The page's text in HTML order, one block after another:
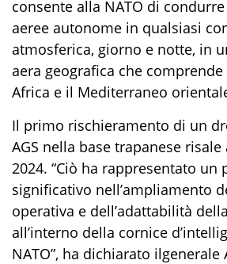
consente alla NATO di
aeree autonome in qualsiasi
atmosferica, giorno e notte, in
aera geografica che comprende
Africa e il Mediterraneo
Il primo rischieramento di un
AGS nella base trapanese risale
2024. “Ciò ha rappresentato un
significativo nell’ampliamento
operativa e dell’adattabilità della
all’interno della cornice d’
NATO”, ha dichiarato ilgenerale